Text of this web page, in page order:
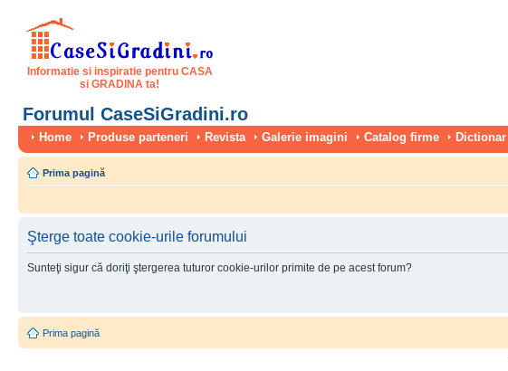
Informatie si inspiratie pentru CASA
si GRADINA ta!
Forumul CaseSiGradini.ro
Home Produse parteneri Revista Galerie imagini Catalog firme Dictionar
Prima pagină
Şterge toate cookie-urile forumului
Sunteţi sigur că doriţi ştergerea tuturor cookie-urilor primite de pe acest forum?
Prima pagină